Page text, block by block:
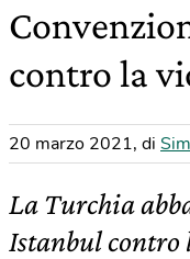
contro la
20 marzo 2021, di
La Turchia
Istanbul contro